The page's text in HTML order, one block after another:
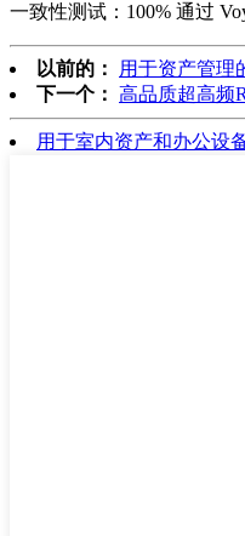
一致性测试：100% 通过
以前的：
用于资产管理
下一个： 高品质超高频
用于室内资产和办公设